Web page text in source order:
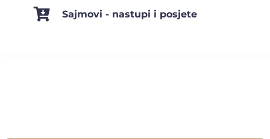
 Sajmovi - nastupi i posjete